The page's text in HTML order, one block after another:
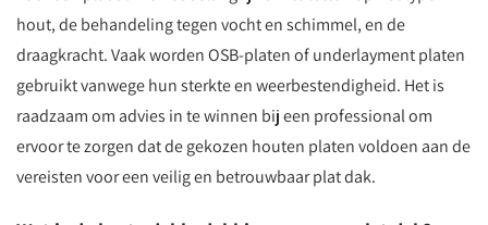
hout, de behandeling tegen vocht en schimmel, en de
draagkracht. Vaak worden OSB-platen of underlayment platen
gebruikt vanwege hun sterkte en weerbestendigheid. Het is
raadzaam om advies in te winnen bij een professional om
ervoor te zorgen dat de gekozen houten platen voldoen aan de
vereisten voor een veilig en betrouwbaar plat dak.